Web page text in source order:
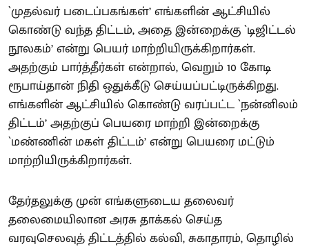
`முதல்வர் படைப்பகங்கள்’ எங்களின் ஆட்சியில்
கொண்டு வந்த திட்டம், அதை இன்றைக்கு `டிஜிட்டல்
நூலகம்’ என்று பெயர் மாற்றியிருக்கிறார்கள்.
அதற்கும் பார்த்தீர்கள் என்றால், வெறும் 10 கோடி
ரூபாய்தான் நிதி ஒதுக்கீடு செய்யப்பட்டிருக்கிறது.
எங்களின் ஆட்சியில் கொண்டு வரப்பட்ட `நன்னிலம்
திட்டம்’ அதற்குப் பெயரை மாற்றி இன்றைக்கு
`மண்ணின் மகள் திட்டம்’ என்று பெயரை மட்டும்
மாற்றியிருக்கிறார்கள்.
தேர்தலுக்கு முன் எங்களுடைய தலைவர்
தலைமையிலான அரசு தாக்கல் செய்த
வரவுசெலவுத் திட்டத்தில் கல்வி, சுகாதாரம், தொழில்